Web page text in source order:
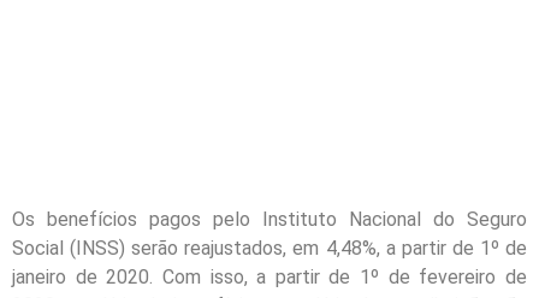
Os benefícios pagos pelo Instituto Nacional do Seguro
Social (INSS) serão reajustados, em 4,48%, a partir de 1º de
janeiro de 2020. Com isso, a partir de 1º de fevereiro de